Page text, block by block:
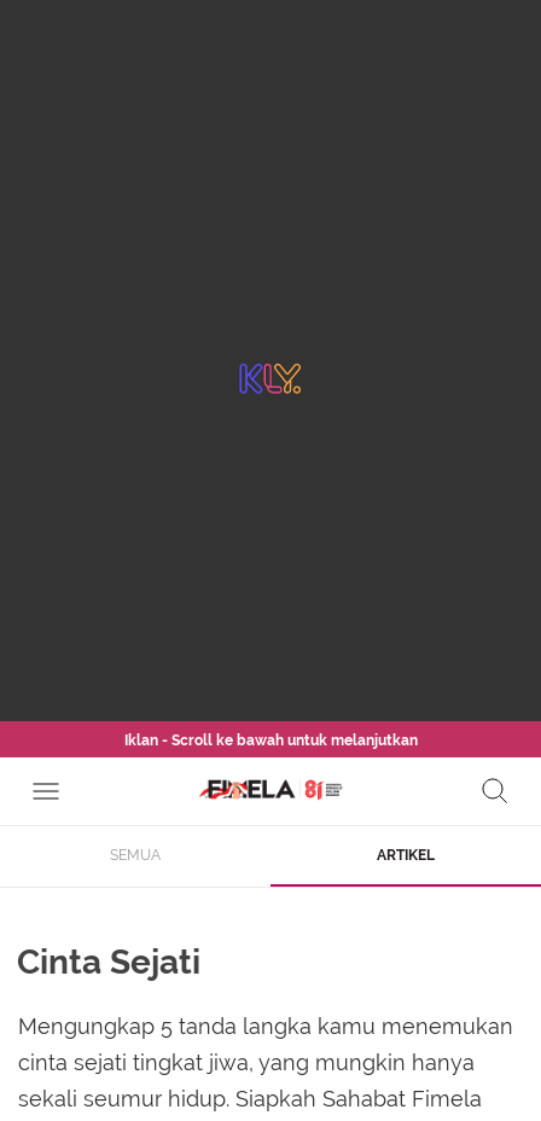
Iklan - Scroll ke bawah untuk melanjutkan
SEMUA ARTIKEL
Cinta Sejati
Mengungkap 5 tanda langka kamu menemukan
cinta sejati tingkat jiwa, yang mungkin hanya
sekali seumur hidup. Siapkah Sahabat Fimela